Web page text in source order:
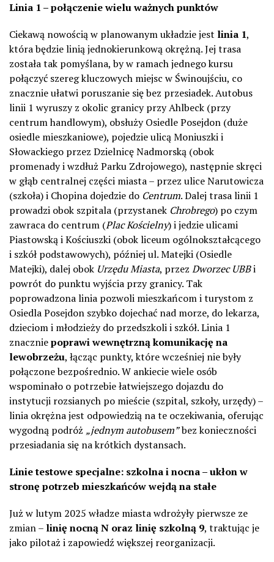
Linia 1 – połączenie wielu ważnych punktów
Ciekawą nowością w planowanym układzie jest linia 1,
która będzie linią jednokierunkową okrężną. Jej trasa
została tak pomyślana, by w ramach jednego kursu
połączyć szereg kluczowych miejsc w Świnoujściu, co
znacznie ułatwi poruszanie się bez przesiadek. Autobus
linii 1 wyruszy z okolic granicy przy Ahlbeck (przy
centrum handlowym), obsłuży Osiedle Posejdon (duże
osiedle mieszkaniowe), pojedzie ulicą Moniuszki i
Słowackiego przez Dzielnicę Nadmorską (obok
promenady i wzdłuż Parku Zdrojowego), następnie skręci
w głąb centralnej części miasta – przez ulice Narutowicza
(szkoła) i Chopina dojedzie do Centrum. Dalej trasa linii 1
prowadzi obok szpitala (przystanek Chrobrego) po czym
zawraca do centrum (Plac Kościelny) i jedzie ulicami
Piastowską i Kościuszki (obok liceum ogólnokształcącego
i szkół podstawowych), później ul. Matejki (Osiedle
Matejki), dalej obok Urzędu Miasta, przez Dworzec UBBi
powrót do punktu wyjścia przy granicy. Tak
poprowadzona linia pozwoli mieszkańcom i turystom z
Osiedla Posejdon szybko dojechać nad morze, do lekarza,
dzieciom i młodzieży do przedszkoli i szkół. Linia 1
znaczniepoprawi wewnętrzną komunikację na
lewobrzeżu, łącząc punkty, które wcześniej nie były
połączone bezpośrednio. W ankiecie wiele osób
wspominało o potrzebie łatwiejszego dojazdu do
instytucji rozsianych po mieście (szpital, szkoły, urzędy) –
linia okrężna jest odpowiedzią na te oczekiwania, oferując
wygodną podróż „jednym autobusem”bez konieczności
przesiadania się na krótkich dystansach.
Linie testowe specjalne: szkolna i nocna – ukłon w
stronę potrzeb mieszkańców wejdą na stałe
Już w lutym 2025 władze miasta wdrożyły pierwsze ze
zmian – linię nocną N oraz linię szkolną 9, traktując je
jako pilotaż i zapowiedź większej reorganizacji.